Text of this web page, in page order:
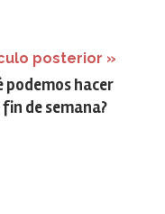
posterior
podemos hacer
fin de semana?